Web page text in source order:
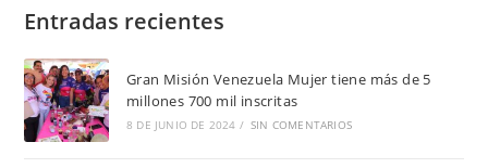
Entradas recientes
Gran Misión Venezuela Mujer tiene más de 5
millones 700 mil inscritas
8 DE JUNIO DE 2024 / SIN COMENTARIOS